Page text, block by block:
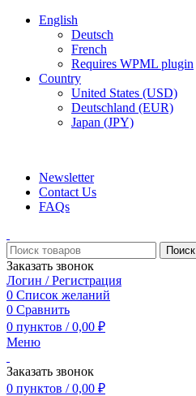
English
Deutsch
French
Requires WPML plugin
Country
United States (USD)
Deutschland (EUR)
Japan (JPY)
Newsletter
Contact Us
FAQs
Поиск
Заказать звонок
Логин / Регистрация
0 Список желаний
0 Сравнить
0 пунктов / 0,00 ₽
Меню
Заказать звонок
0 пунктов / 0,00 ₽